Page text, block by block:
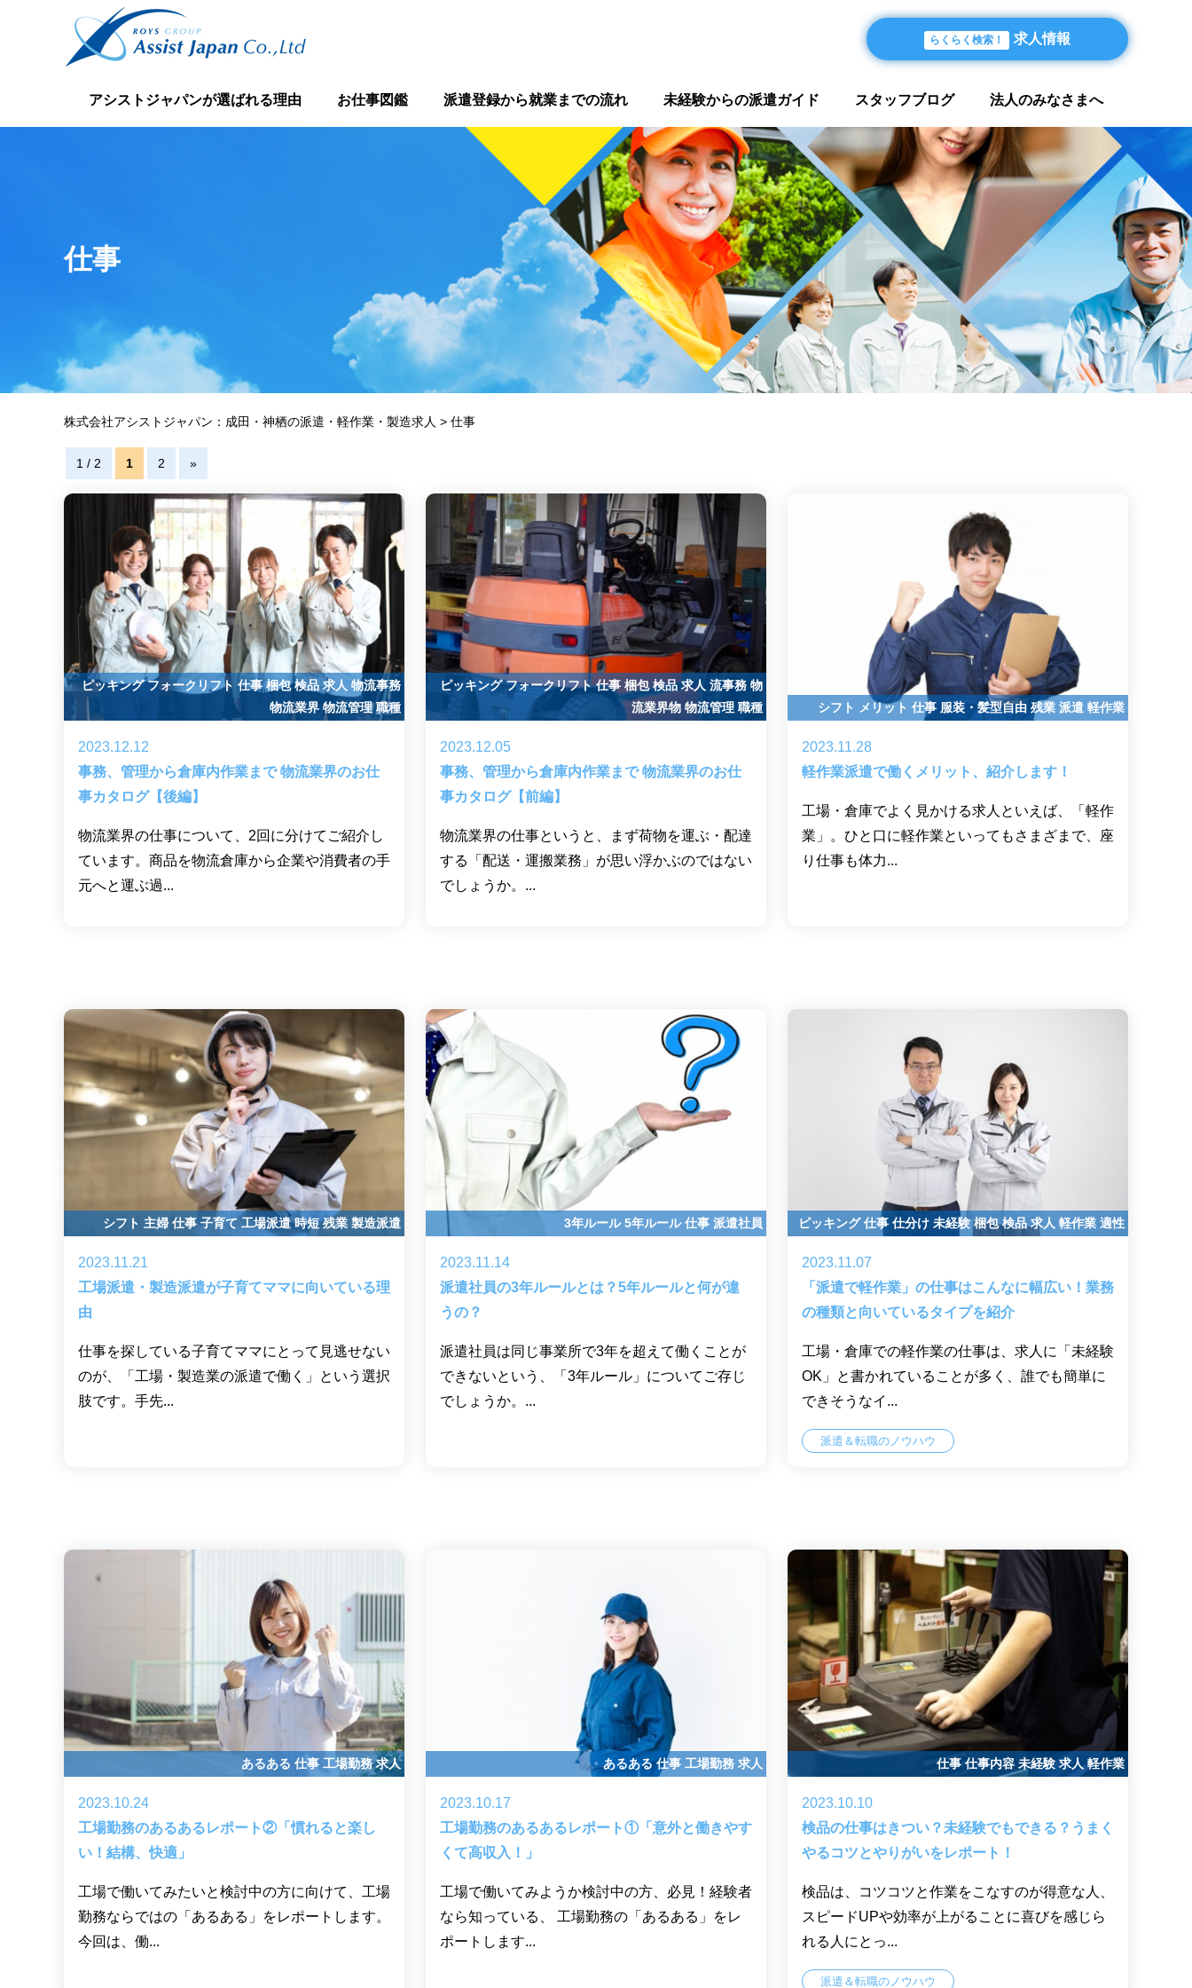
らくらく検索！ 求人情報
アシストジャパンが選ばれる理由 お仕事図鑑 派遣登録から就業までの流れ 未経験からの派遣ガイド スタッフブログ 法人のみなさまへ
仕事
株式会社アシストジャパン：成田・神栖の派遣・軽作業・製造求人 > 仕事
1 / 2 1 2 »
ピッキングフォークリフト仕事梱包検品求人 物流事務
物流業界 物流管理職種
2023.12.12
事務、管理から倉庫内作業まで 物流業界のお仕
事カタログ【後編】
物流業界の仕事について、2回に分けてご紹介し
ています。商品を物流倉庫から企業や消費者の手
元へと運ぶ過...
ピッキングフォークリフト仕事 梱包検品求人 流事務 物
流業界物 物流管理 職種
2023.12.05
事務、管理から倉庫内作業まで 物流業界のお仕
事カタログ【前編】
物流業界の仕事というと、まず荷物を運ぶ・配達
する「配送・運搬業務」が思い浮かぶのではない
でしょうか。...
シフト メリット 仕事 服装・髪型自由 残業 派遣 軽作業
2023.11.28
軽作業派遣で働くメリット、紹介します！
工場・倉庫でよく見かける求人といえば、「軽作
業」。ひと口に軽作業といってもさまざまで、座
り仕事も体力...
シフト 主婦 仕事 子育て 工場派遣時短残業 製造派遣
2023.11.21
工場派遣・製造派遣が子育てママに向いている理
由
仕事を探している子育てママにとって見逃せない
のが、「工場・製造業の派遣で働く」という選択
肢です。手先...
3年ルール5年ルール仕事 派遣社員
2023.11.14
派遣社員の3年ルールとは？5年ルールと何が違
うの？
派遣社員は同じ事業所で3年を超えて働くことが
できないという、「3年ルール」についてご存じ
でしょうか。...
ピッキング仕事 仕分け 未経験梱包検品 求人 軽作業 適性
2023.11.07
「派遣で軽作業」の仕事はこんなに幅広い！業務
の種類と向いているタイプを紹介
工場・倉庫での軽作業の仕事は、求人に「未経験
OK」と書かれていることが多く、誰でも簡単に
できそうなイ...
派遣＆転職のノウハウ
あるある 仕事 工場勤務求人
2023.10.24
工場勤務のあるあるレポート②「慣れると楽し
い！結構、快適」
工場で働いてみたいと検討中の方に向けて、工場
勤務ならではの「あるある」をレポートします。
今回は、働...
あるある仕事 工場勤務 求人
2023.10.17
工場勤務のあるあるレポート①「意外と働きやす
くて高収入！」
工場で働いてみようか検討中の方、必見！経験者
なら知っている、 工場勤務の「あるある」をレ
ポートします...
仕事仕事内容 未経験求人軽作業
2023.10.10
検品の仕事はきつい？未経験でもできる？うまく
やるコツとやりがいをレポート！
検品は、コツコツと作業をこなすのが得意な人、
スピードUPや効率が上がることに喜びを感じら
れる人にとっ...
派遣＆転職のノウハウ